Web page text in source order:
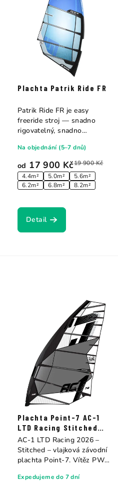
Plachta Patrik Ride FR
od 17 900 Kč19 900 Kč
4.4m² 5.0m²
5.6m²
6.2m²
6.8m² 8.2m²
Na objednání (5–7 dnů)
Detail
Patrik Ride FR je easy
freeride stroj — snadno
rigovatelný, snadno
Plachta Point-7 AC-1
LTD Racing Stitched
Construction
Expedujeme do 7 dní
AC-1 LTD Racing 2026 –
Stitched – vlajková závodní
plachta Point-7. Vítěz PWA